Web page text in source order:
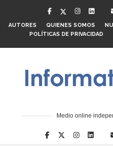
AUTORES QUIENES SOMOS
POLÍTICAS DE PRIVACIDAD
Medio online